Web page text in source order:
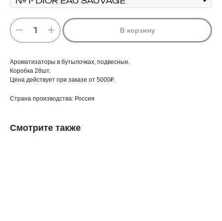
В корзину
Ароматизаторы в бутылочках, подвесные.
Коробка 28шт.
Цена действует при заказе от 5000₽.
Страна производства: Россия
Смотрите также